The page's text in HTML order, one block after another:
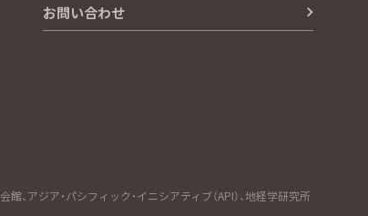
お問い合わせ
アジア・パシフィック・イニシアティブ（API）、地経学研究所